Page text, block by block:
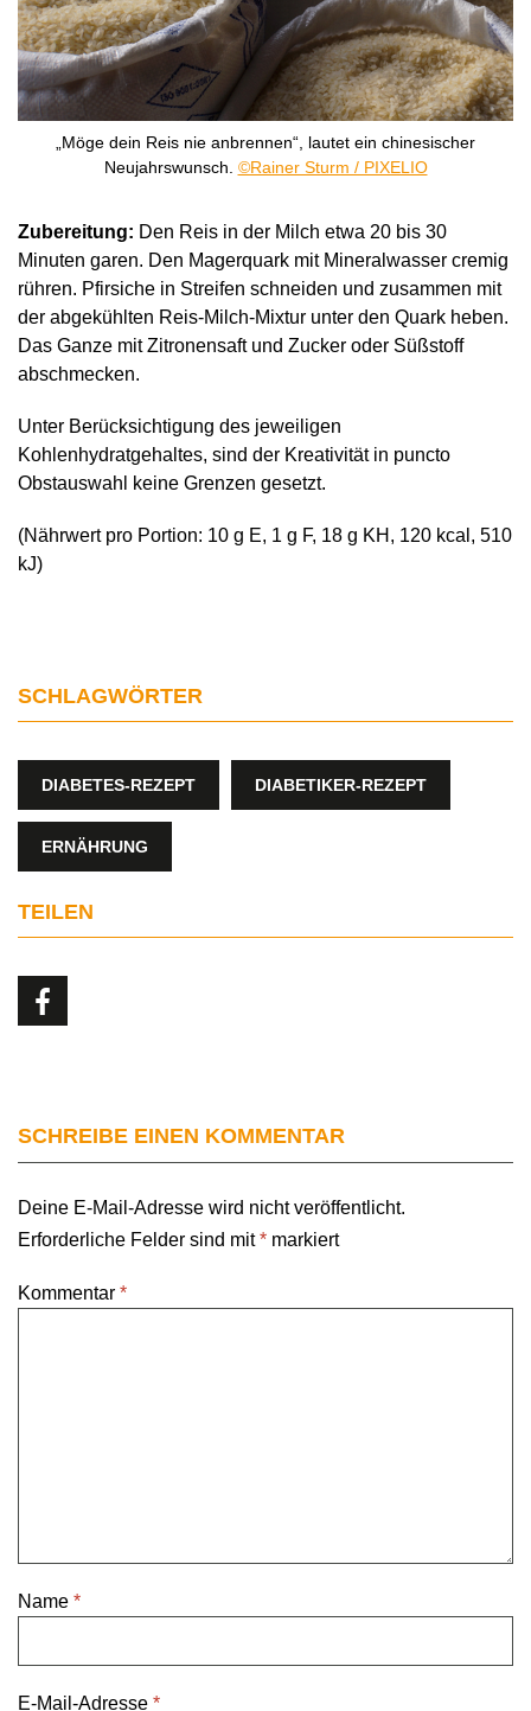
„Möge dein Reis nie anbrennen“, lautet ein chinesischer
Neujahrswunsch. ©Rainer Sturm / PIXELIO
Zubereitung: Den Reis in der Milch etwa 20 bis 30
Minuten garen. Den Magerquark mit Mineralwasser cremig
rühren. Pfirsiche in Streifen schneiden und zusammen mit
der abgekühlten Reis-Milch-Mixtur unter den Quark heben.
Das Ganze mit Zitronensaft und Zucker oder Süßstoff
abschmecken.
Unter Berücksichtigung des jeweiligen
Kohlenhydratgehaltes, sind der Kreativität in puncto
Obstauswahl keine Grenzen gesetzt.
(Nährwert pro Portion: 10 g E, 1 g F, 18 g KH, 120 kcal, 510
kJ)
SCHLAGWÖRTER
DIABETES-REZEPT DIABETIKER-REZEPT
ERNÄHRUNG
TEILEN
SCHREIBE EINEN KOMMENTAR
Deine E-Mail-Adresse wird nicht veröffentlicht.
Erforderliche Felder sind mit* markiert
Kommentar *
Name *
E-Mail-Adresse *